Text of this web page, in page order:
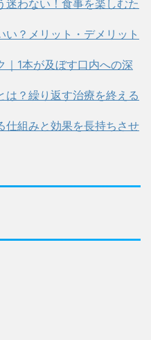
迷わない！食事を楽しむた
？メリット・デメリット
1本が及ぼす口内への深
は？繰り返す治療を終える
仕組みと効果を長持ちさせ